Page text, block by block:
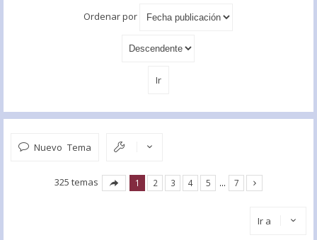
Ordenar por
Nuevo Tema
325 temas 1 2 3 4 5 … 7
Ir a